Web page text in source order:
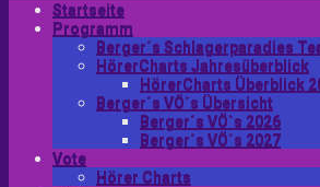
Startseite
Programm
Berger´s Schlagerparadies
HörerCharts Jahresüberblick
HörerCharts Überblick
Berger´s VÖ´s Übersicht
Berger´s VÖ`s 2026
Berger´s VÖ`s 2027
Vote
Hörer Charts